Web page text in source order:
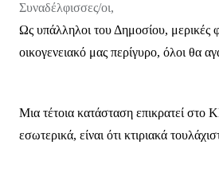
Συναδέλφισσες/οι,
Ως υπάλληλοι του Δημοσίου, μερικές
οικογενειακό μας περίγυρο, όλοι θα
Μια τέτοια κατάσταση επικρατεί
εσωτερικά, είναι ότι κτιριακά